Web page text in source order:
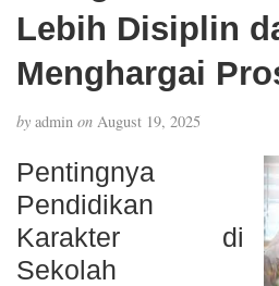
Lebih Disiplin
Menghargai
by admin on August 19, 2025
Pentingnya
Pendidikan
Karakter di
Sekolah